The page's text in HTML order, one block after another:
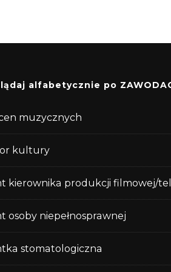
alfabetycznie po
muzycznych
kultury
kierownika produkcji filmowej/
osoby niepełnosprawnej
stomatologiczna